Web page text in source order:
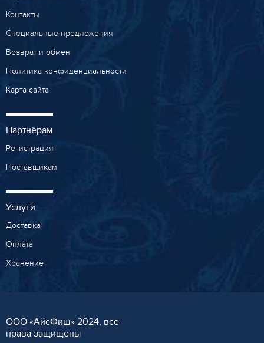
Контакты
Специальные предложения
Возврат и обмен
Политика конфиденциальности
Карта сайта
Партнёрам
Регистрация
Поставщикам
Услуги
Доставка
Оплата
Хранение
ООО «AйсФиш» 2024, все
права защищены